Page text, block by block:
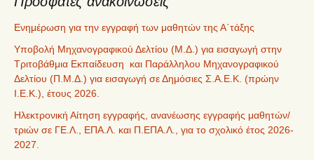
Ενημέρωση για την εγγραφή των μαθητών της Α΄τάξης
Υποβολή Μηχανογραφικού Δελτίου (Μ.Δ.) για εισαγωγή στην
Τριτοβάθμια Εκπαίδευση και Παράλληλου Μηχανογραφικού
Δελτίου (Π.Μ.Δ.) για εισαγωγή σε Δημόσιες Σ.Α.Ε.Κ. (πρώην
Ι.Ε.Κ.), έτους 2026.
Ηλεκτρονική Αίτηση εγγραφής, ανανέωσης εγγραφής μαθητών/
τριών σε ΓΕ.Λ., ΕΠΑ.Λ. και Π.ΕΠΑ.Λ., για το σχολικό έτος 2026-
2027.